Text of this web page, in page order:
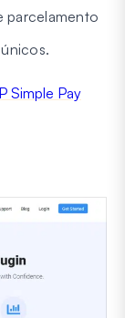
parcelamento
Simple Pay